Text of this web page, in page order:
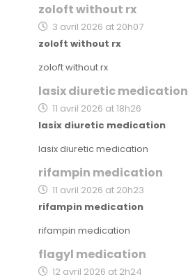
zoloft without rx
3 avril 2026 at 20h07
zoloft without rx
zoloft without rx
lasix diuretic medication
11 avril 2026 at 18h26
lasix diuretic medication
lasix diuretic medication
rifampin medication
11 avril 2026 at 20h23
rifampin medication
rifampin medication
flagyl medication
12 avril 2026 at 2h24